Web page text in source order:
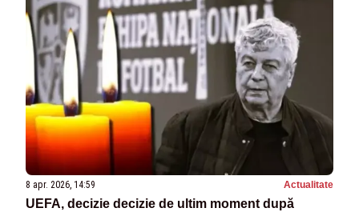
8 apr. 2026, 14:59 Actualitate
UEFA, decizie decizie de ultim moment după